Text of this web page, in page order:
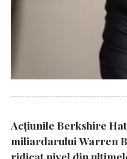
Acțiunile Berkshire
miliardarului Warren